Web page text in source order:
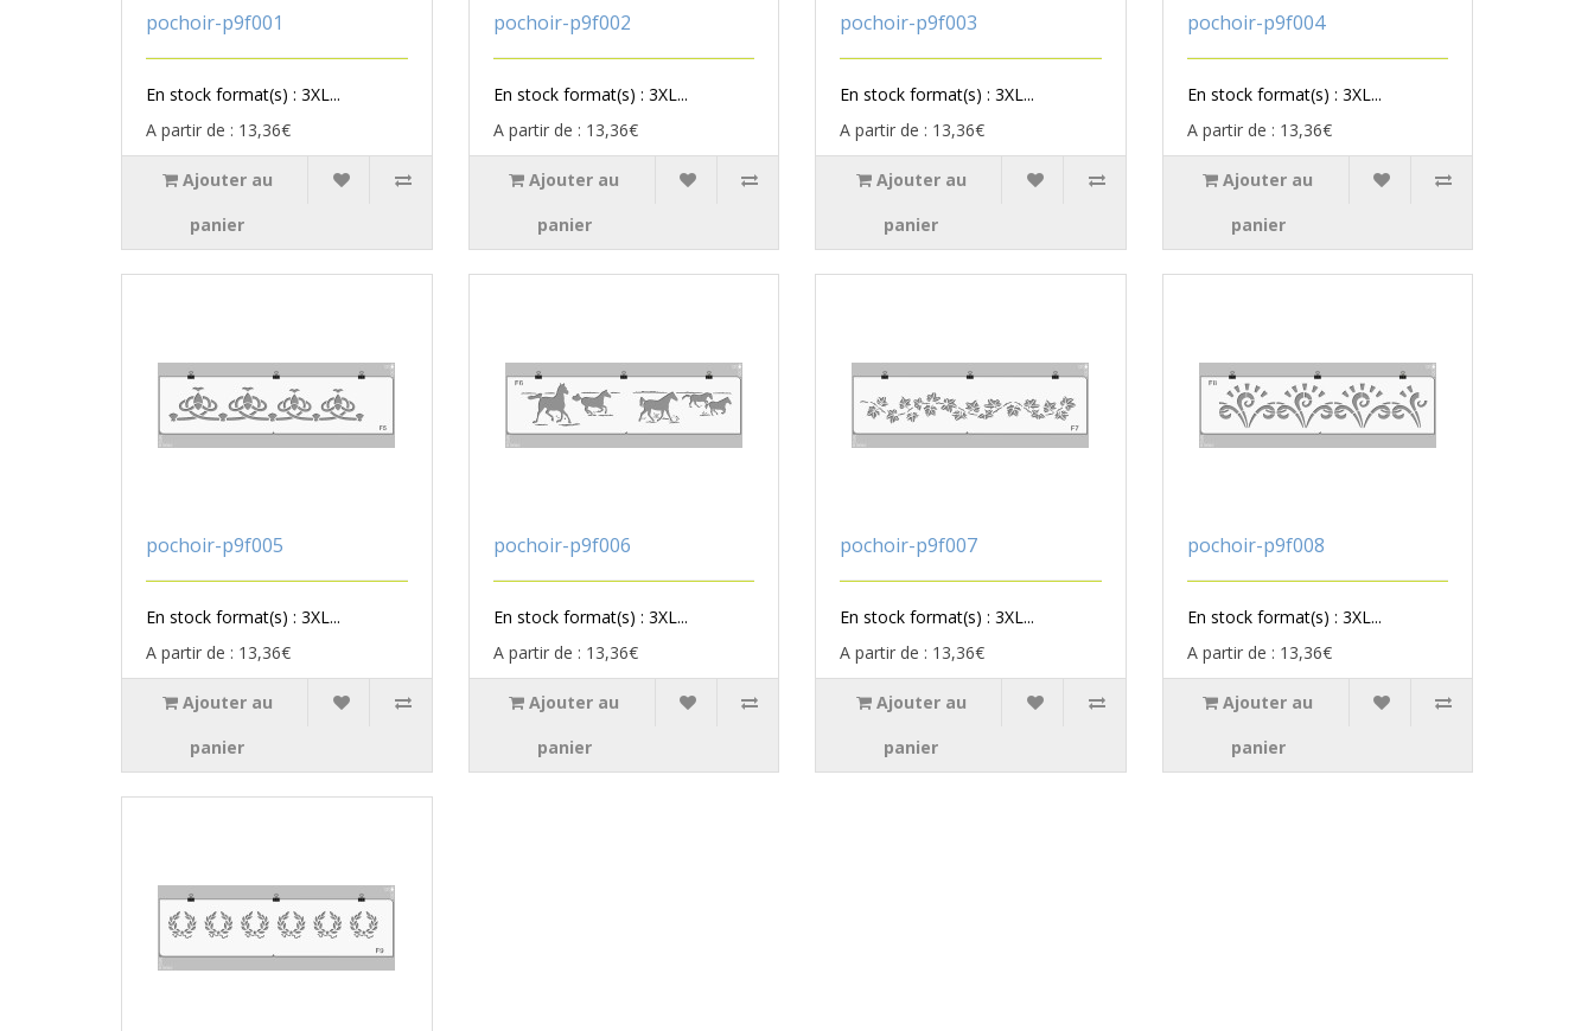
pochoir-p9f001
En stock format(s) : 3XL...
A partir de : 13,36€
Ajouter au
panier
pochoir-p9f002
En stock format(s) : 3XL...
A partir de : 13,36€
Ajouter au
panier
pochoir-p9f003
En stock format(s) : 3XL...
A partir de : 13,36€
Ajouter au
panier
pochoir-p9f004
En stock format(s) : 3XL...
A partir de : 13,36€
Ajouter au
panier
pochoir-p9f005
En stock format(s) : 3XL...
A partir de : 13,36€
Ajouter au
panier
pochoir-p9f006
En stock format(s) : 3XL...
A partir de : 13,36€
Ajouter au
panier
pochoir-p9f007
En stock format(s) : 3XL...
A partir de : 13,36€
Ajouter au
panier
pochoir-p9f008
En stock format(s) : 3XL...
A partir de : 13,36€
Ajouter au
panier